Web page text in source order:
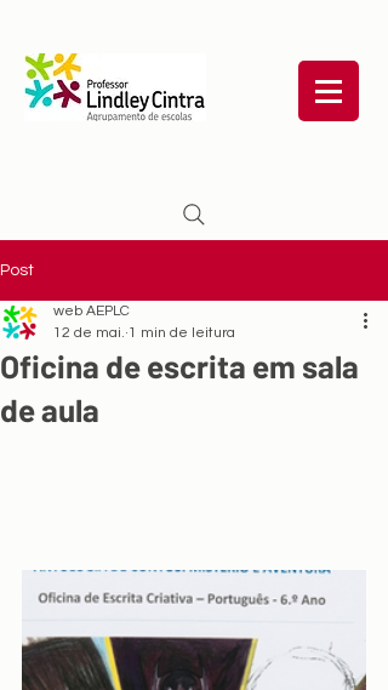
Post
Oficina de escrita em sala
de aula
web AEPLC
12 de mai. 1 min de leitura